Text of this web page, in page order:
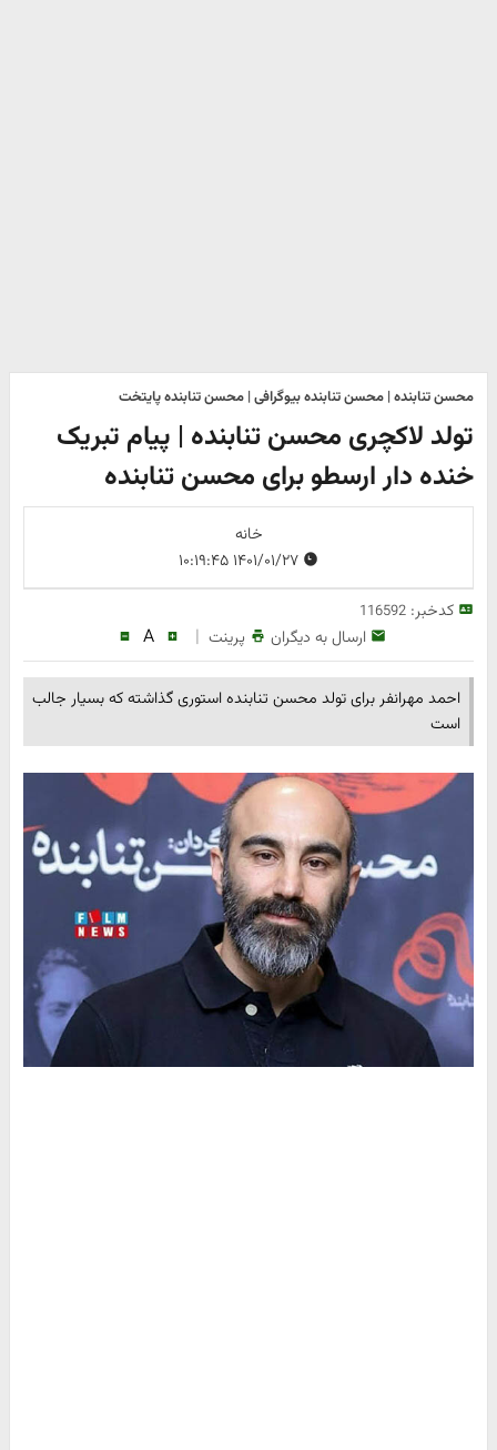
محسن تنابنده | محسن تنابنده بیوگرافی | محسن تنابنده پایتخت
تولد لاکچری محسن تنابنده | پیام تبریک
خنده دار ارسطو برای محسن تنابنده
خانه
۱۴۰۱/۰۱/۲۷ ۱۰:۱۹:۴۵
کدخبر:116592
ارسال به دیگران پرینت |
A
احمد مهرانفر برای تولد محسن تنابنده استوری گذاشته که بسیار جالب
است